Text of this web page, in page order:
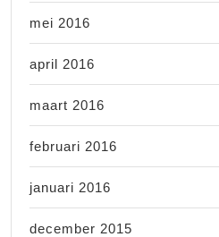
mei 2016
april 2016
maart 2016
februari 2016
januari 2016
december 2015